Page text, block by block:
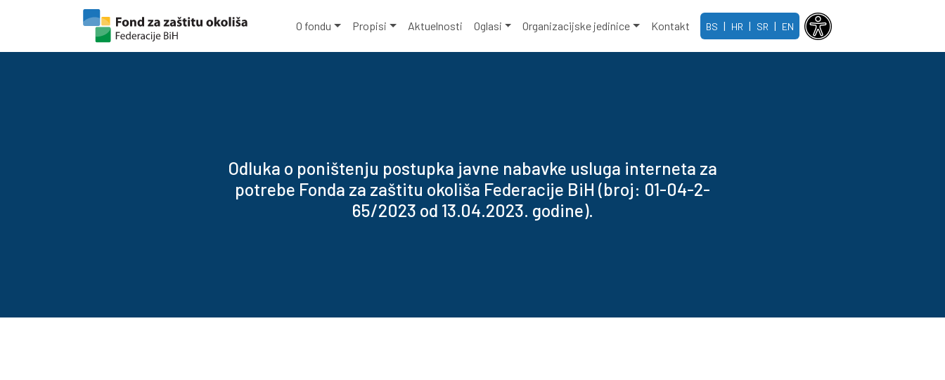
O fondu
Propisi Aktuelnosti Oglasi Organizacijske jedinice Kontakt BS | HR | SR | EN
Odluka o poništenju postupka javne nabavke usluga interneta za
potrebe Fonda za zaštitu okoliša Federacije BiH (broj: 01-04-2-
65/2023 od 13.04.2023. godine).